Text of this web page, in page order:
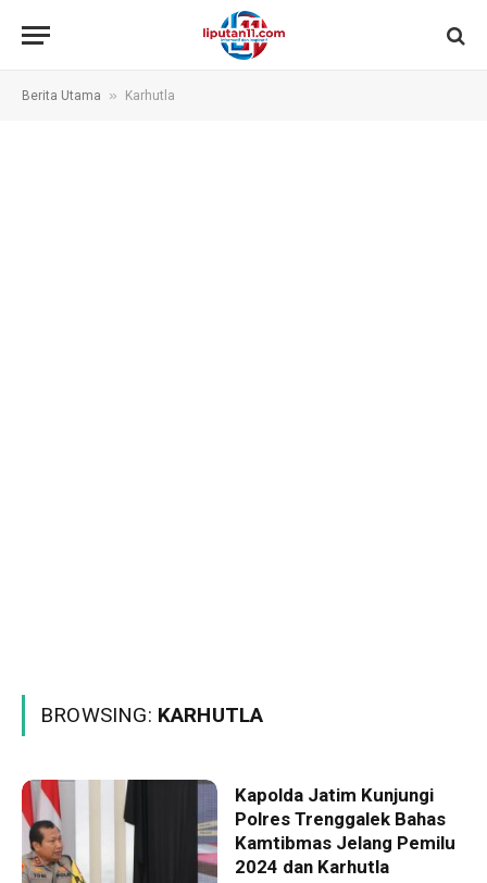
Berita Utama » Karhutla
BROWSING: KARHUTLA
Kapolda Jatim Kunjungi
Polres Trenggalek Bahas
Kamtibmas Jelang Pemilu
2024 dan Karhutla